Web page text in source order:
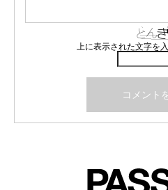
上に表示された文字を